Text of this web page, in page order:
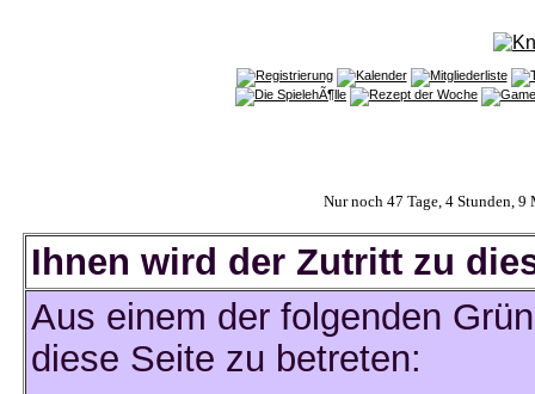
Nur noch 47 Tage, 4 Stunden,
Ihnen wird der Zutritt zu
Aus einem der folgenden
diese Seite zu betreten: